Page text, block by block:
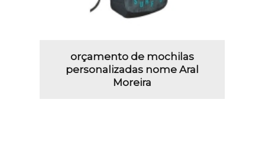
orçamento de mochilas
personalizadas nome Aral
Moreira